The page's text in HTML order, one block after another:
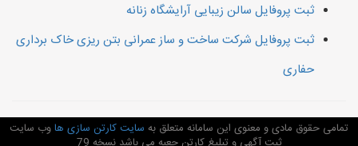
ثبت پروفایل سالن زیبایی آرایشگاه زنانه
ثبت پروفایل شرکت ساخت و ساز عمرانی بتن ریزی خاک برداری
حفاری
تمامی حقوق مادی و معنوی این سامانه متعلق به سایت کارتن سازی هاوب سایت